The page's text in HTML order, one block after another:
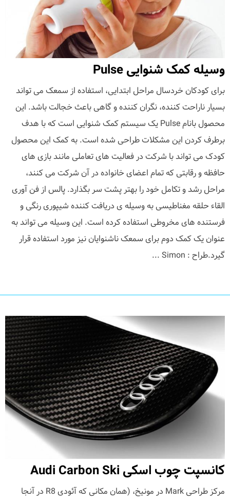
وسیله کمک شنوایی Pulse
برای کودکان خردسال مراحل ابتدایی، استفاده از سمعک می تواند
بسیار ناراحت کننده، نگران کننده و گاهی باعث خجالت باشد. این
محصول بانام Pulse یک سیستم کمک شنوایی است که با هدف
برطرف کردن این مشکلات طراحی شده است. به کمک این محصول
کودک می تواند با شرکت در فعالیت های تعاملی مانند بازی های
حافظه و رقابتی که تمام اعضای خانواده در آن شرکت می کنند،
مراحل رشد و تکامل خود را بهتر پشت سر بگذارد. پالس از فن آوری
القاء حلقه مغناطیسی به وسیله ی دریافت کننده شیپوری رنگی و
فرستنده های مخروطی استفاده کرده است. این وسیله می تواند به
عنوان یک کمک دوم برای سمعک ناشنوایان نیز مورد استفاده قرار
گیرد.طراح : Simon ...
کانسپت چوب اسکی Audi Carbon Ski
مرکز طراحی Mark در مونیخ، (همان مکانی که آئودی R8 در آنجا